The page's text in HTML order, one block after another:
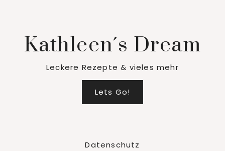
Kathleen´s Dream
Leckere Rezepte & vieles mehr
Lets Go!
Datenschutz